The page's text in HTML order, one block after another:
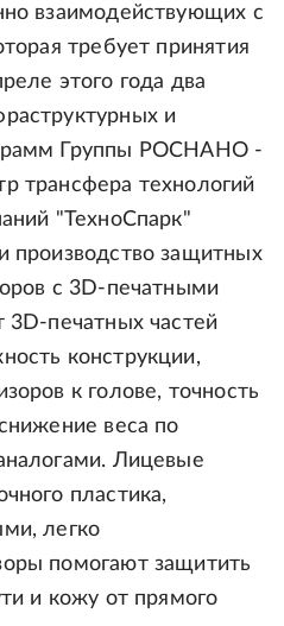
взаимодействующих с
требует принятия
этого года два
и
Группы РОСНАНО -
трансфера технологий
"ТехноСпарк"
производство защитных
с 3D-печатными
3D-печатных частей
конструкции,
к голове, точность
веса по
Лицевые
пластика,
легко
помогают защитить
и кожу от прямого